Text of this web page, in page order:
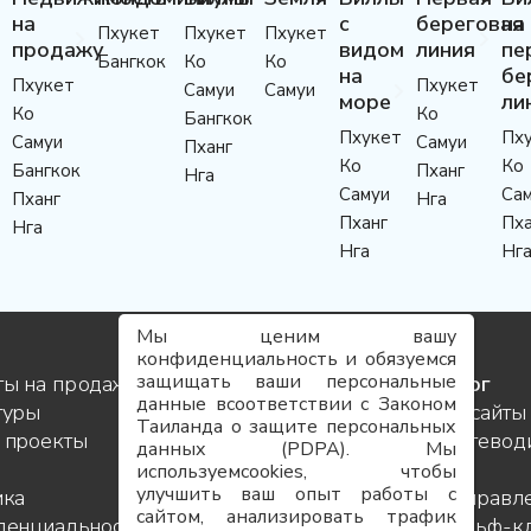
на
продажу
Пхукет
Ко
Самуи
Бангкок
Пханг
Нга
Пхукет
Бангкок
Пхукет
Ко
Самуи
Бангкок
Пханг
Нга
Пхукет
Ко
Самуи
с
видом
на
море
Пхукет
Ко
Самуи
Пханг
Нга
береговая
линия
Пхукет
Ко
Самуи
Пханг
Нга
на
Ко
на продажу
Услуги
Контакты
Команда
Карьера
FAQ
Блог
Инсайты
по
Мы ценим вашу
конфиденциальность и обязуемся
защищать ваши персональные
данные всоответствии с Законом
Таиланда о защите персональных
данных (PDPA). Мы
используемcookies, чтобы
улучшить ваш опыт работы с
сайтом, анализировать трафик